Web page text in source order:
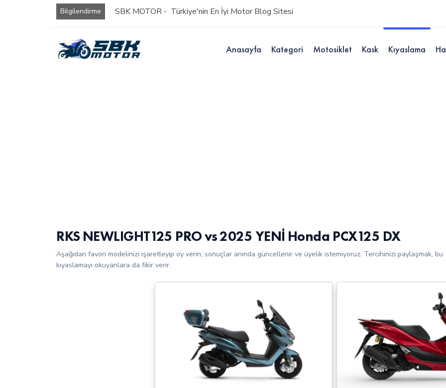
Bilgilendirme SBK MOTOR - Türkiye'nin En İyi Motor Blog Sitesi
Anasayfa Kategori Motosiklet Kask Kıyaslama
RKS NEWLIGHT125 PRO vs 2025 YENİ Honda PCX125 DX
Aşağıdan favori modelinizi işaretleyip oy verin; sonuçlar anında güncellenir ve üyelik istemiyoruz. Tercihinizi paylaşmak, bu
kıyaslamayı okuyanlara da fikir verir.